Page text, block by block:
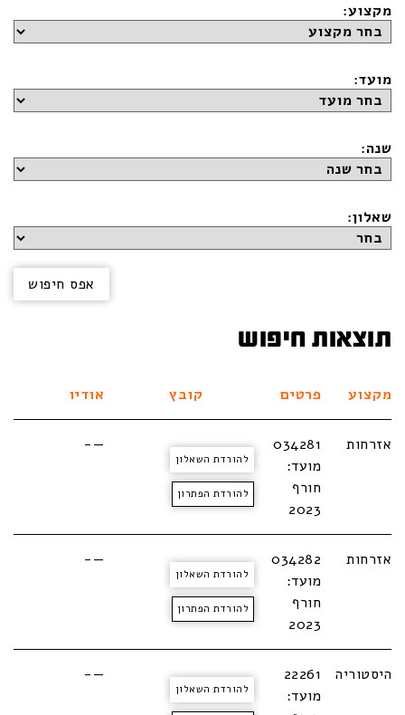
מקצוע:
מועד:
שנה:
שאלון:
תוצאות חיפוש
מקצוע פרטים קובץ אודיו
אזרחות
034281
מועד:
חורף
2023
להורדת השאלון
להורדת הפתרון
—-
אזרחות
034282
מועד:
חורף
2023
להורדת השאלון
להורדת הפתרון
—-
היסטוריה
22261
מועד:
להורדת השאלון
—-